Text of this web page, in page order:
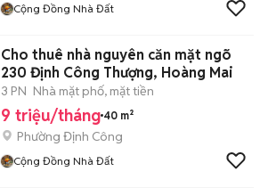
Cộng Đồng Nhà Đất
Cho thuê nhà nguyên căn mặt ngõ
230 Định Công Thượng, Hoàng Mai
3 PN Nhà mặt phố, mặt tiền
9 triệu/tháng 40 m²
Phường Định Công
Cộng Đồng Nhà Đất